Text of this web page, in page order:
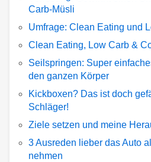
Carb-Müsli
Umfrage: Clean Eating und
Clean Eating, Low Carb &
Seilspringen: Super
den ganzen Körper
Kickboxen? Das ist doch
Schläger!
Ziele setzen und meine
3 Ausreden lieber das Auto
nehmen